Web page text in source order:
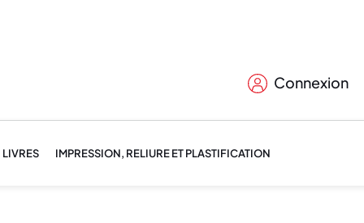
Connexion
LIVRES IMPRESSION, RELIURE ET PLASTIFICATION